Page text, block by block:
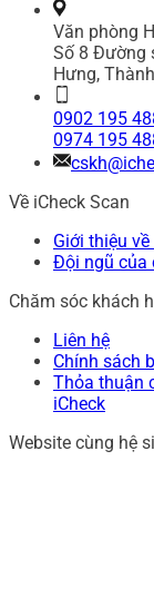
Văn phòng
Số 8 Đường
Hưng,
0902 195
0974 195
Về iCheck Scan
Giới thiệu
Đội ngũ của
Chăm sóc khách
Liên hệ
Chính sách
Thỏa thuận
iCheck
Website cùng hệ